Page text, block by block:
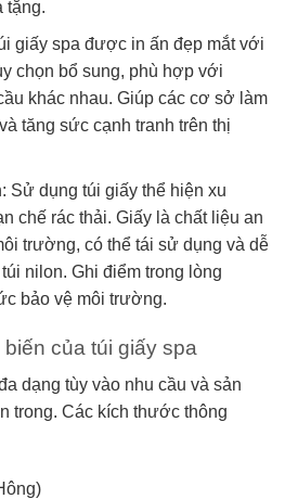
tặng.
giấy spa được in ấn đẹp mắt với
chọn bổ sung, phù hợp với
khác nhau. Giúp các cơ sở làm
tăng sức cạnh tranh trên thị
Sử dụng túi giấy thể hiện xu
chế rác thải. Giấy là chất liệu an
trường, có thể tái sử dụng và dễ
nilon. Ghi điểm trong lòng
bảo vệ môi trường.
của túi giấy spa
dạng tùy vào nhu cầu và sản
trong. Các kích thước thông